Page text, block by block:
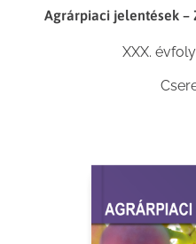
Agrárpiaci jelentések –
XXX.